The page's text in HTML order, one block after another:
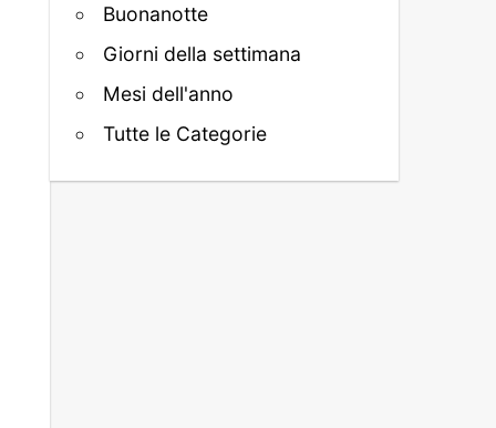
Buonanotte
Giorni della settimana
Mesi dell'anno
Tutte le Categorie